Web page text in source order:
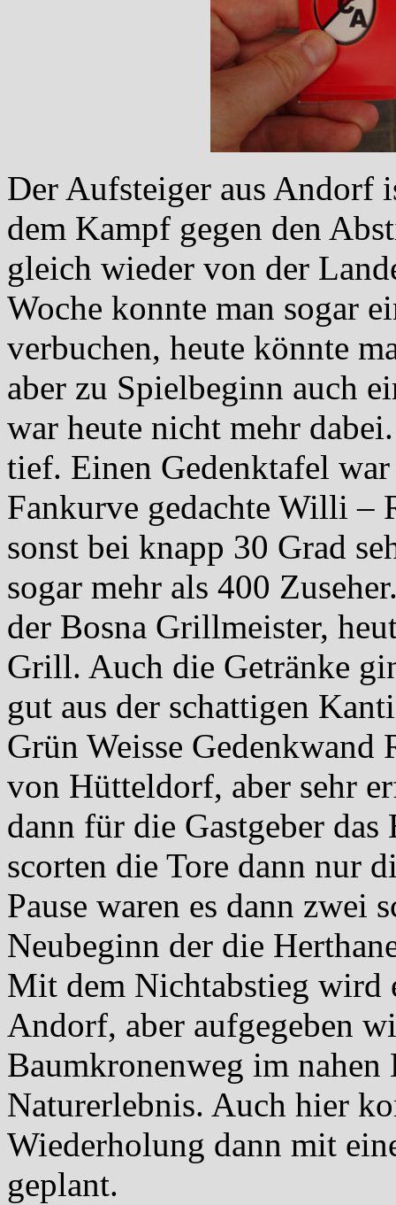
Der Aufsteiger aus Andorf
dem Kampf gegen den
gleich wieder von der
Woche konnte man sogar
verbuchen, heute könnte
aber zu Spielbeginn auch
war heute nicht mehr
tief. Einen Gedenktafel
Fankurve gedachte Willi –
sonst bei knapp 30 Grad
sogar mehr als 400
der Bosna Grillmeister,
Grill. Auch die Getränke
gut aus der schattigen
Grün Weisse
von Hütteldorf, aber sehr
dann für die Gastgeber
scorten die Tore dann nur
Pause waren es dann zwei
Neubeginn der die
Mit dem Nichtabstieg wird
Andorf, aber aufgegeben
Baumkronenweg im
Naturerlebnis. Auch hier
Wiederholung dann mit
geplant.